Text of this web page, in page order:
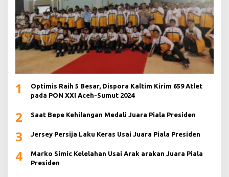
1
Optimis Raih 5 Besar, Dispora Kaltim Kirim 659 Atlet
pada PON XXI Aceh-Sumut 2024
2 Saat Bepe Kehilangan Medali Juara Piala Presiden
3 Jersey Persija Laku Keras Usai Juara Piala Presiden
4
Marko Simic Kelelahan Usai Arak arakan Juara Piala
Presiden